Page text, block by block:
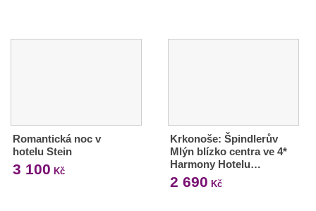
Romantická noc v
hotelu Stein
3 100 Kč
Krkonoše: Špindlerův
Mlýn blízko centra ve 4*
Harmony Hotelu…
2 690 Kč